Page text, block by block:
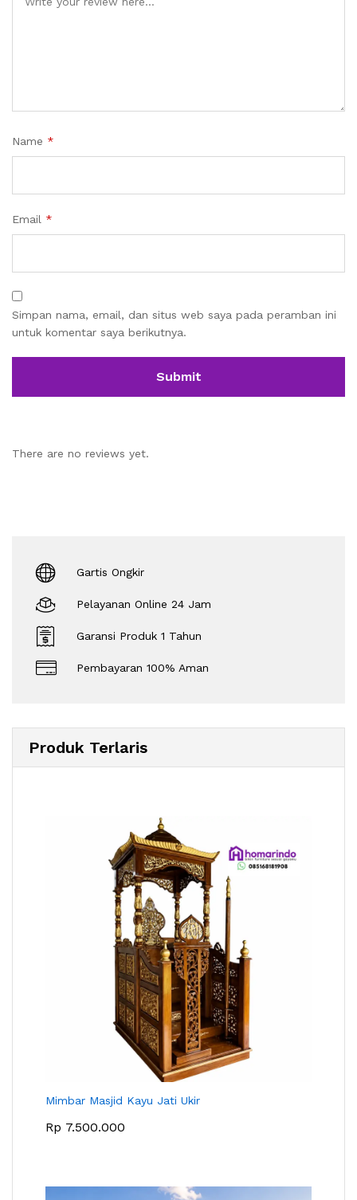
Name *
Email *
Simpan nama, email, dan situs web saya pada peramban ini
untuk komentar saya berikutnya.
There are no reviews yet.
Gartis Ongkir
Pelayanan Online 24 Jam
Garansi Produk 1 Tahun
Pembayaran 100% Aman
Produk Terlaris
Mimbar Masjid Kayu Jati Ukir
Rp 7.500.000